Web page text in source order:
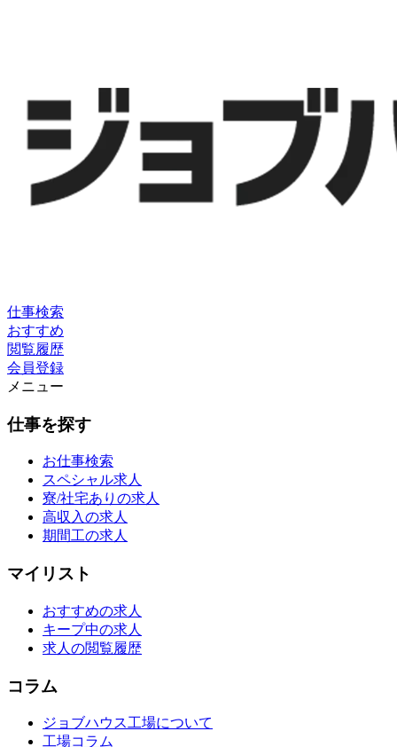
仕事検索
おすすめ
閲覧履歴
会員登録
メニュー
仕事を探す
お仕事検索
スペシャル求人
寮/社宅ありの求人
高収入の求人
期間工の求人
マイリスト
おすすめの求人
キープ中の求人
求人の閲覧履歴
コラム
ジョブハウス工場について
工場コラム